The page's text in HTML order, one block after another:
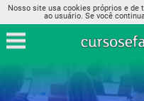
Nosso site usa cookies próprios e de
ao usuário. Se você